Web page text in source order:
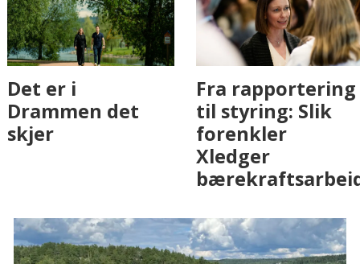
Fenistra endrer
eiendomsbransjen
med AI. Slik ser vi
Det er i
Drammen det
skjer